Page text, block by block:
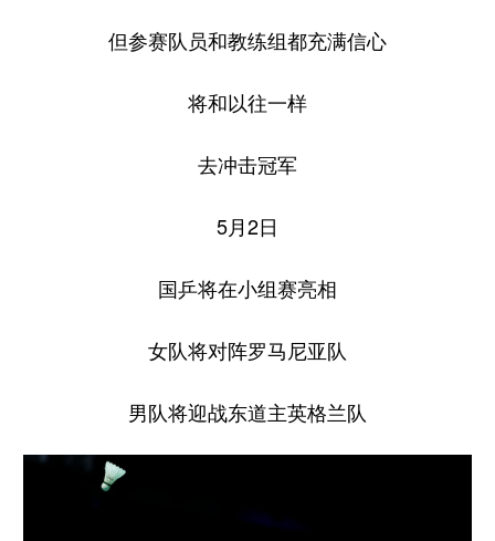
但参赛队员和教练组都充满信心
将和以往一样
去冲击冠军
5月2日
国乒将在小组赛亮相
女队将对阵罗马尼亚队
男队将迎战东道主英格兰队